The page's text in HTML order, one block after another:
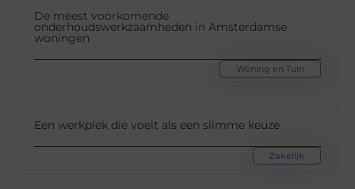
De meest voorkomende
onderhoudswerkzaamheden in Amsterdamse
woningen
Woning en Tuin
Een werkplek die voelt als een slimme keuze
Zakelijk